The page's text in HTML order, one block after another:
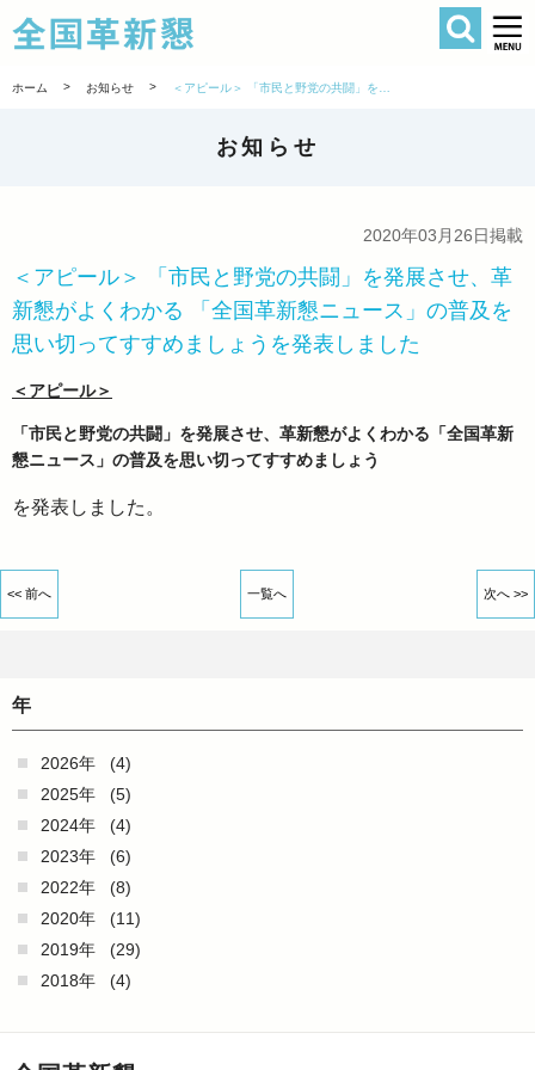
全国革新懇
検索
ホーム > お知らせ >
お知らせ
2020年03月26日掲載
＜アピール＞ 「市民と野党の共闘」を発展させ、革
新懇がよくわかる 「全国革新懇ニュース」の普及を
思い切ってすすめましょうを発表しました
＜アピール＞
「市民と野党の共闘」を発展させ、革新懇がよくわかる「全国革新
懇ニュース」の普及を思い切ってすすめましょう
を発表しました。
<< 前へ 一覧へ 次へ >>
年
2026年
(4)
2025年
(5)
2024年
(4)
2023年
(6)
2022年
(8)
2020年
(11)
2019年
(29)
2018年
(4)